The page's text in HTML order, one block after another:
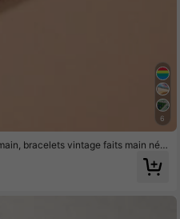
6
bracelets vintage faits main nép